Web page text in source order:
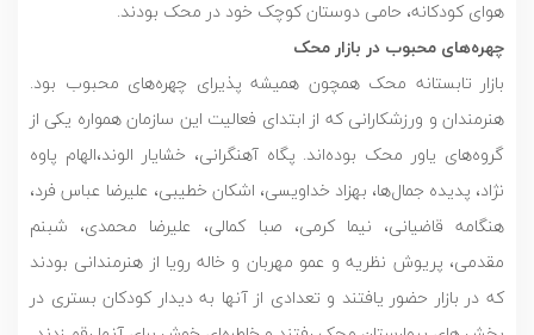
هوای کودکانه، حامی دوستان کوچک خود در محک بودند.
چهره‌های محبوب در بازار محک
بازار تابستانه محک همچون همیشه پذیرای چهره‌های محبوب بود.
هنرمندان و ورزشکارانی که از ابتدای فعالیت این سازمان همواره یکی از
گروه‌های یاور محک بوده‌اند. پگاه آهنگرانی، خشایار الوند،الهام پاوه
نژاد، پدیده جمال‌ها، بهزاد خداویسی، اشکان خطیبی، علیرضا عباس فرد،
هنگامه قاضیانی، نیما کرمی، صبا کمالی، علیرضا محمدی، شبنم
مقدمی، پریوش نظریه و عمو مهربان و خاله رویا از هنرمندانی بودند
که در بازار حضور یافتند و تعدادی از آنها به دیدار کودکان بستری در